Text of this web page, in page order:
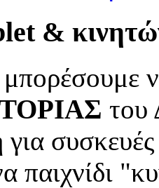
&
του
παιχνίδι